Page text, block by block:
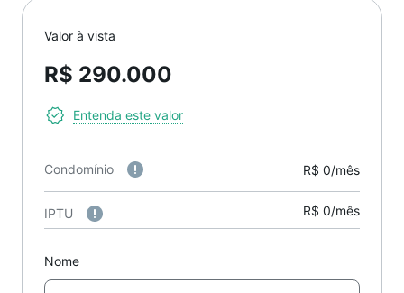
Valor à vista
R$ 290.000
Entenda este valor
Condomínio R$ 0/mês
IPTU R$ 0/mês
Nome